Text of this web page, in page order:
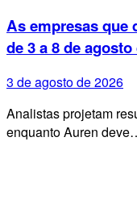
As empresas que
de 3 a 8 de agosto
3 de agosto de 2026
Analistas projetam
enquanto Auren